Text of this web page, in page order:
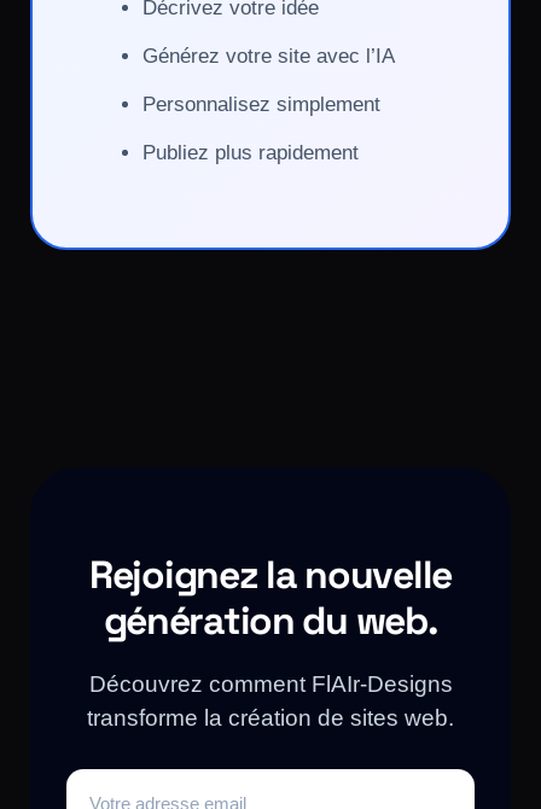
Décrivez votre idée
Générez votre site avec l’IA
Personnalisez simplement
Publiez plus rapidement
Rejoignez la nouvelle
génération du web.
Découvrez comment FlAIr-Designs
transforme la création de sites web.